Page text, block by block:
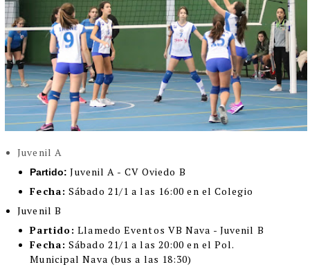
Juvenil A
Partido: Juvenil A - CV Oviedo B
Fecha: Sábado 21/1 a las 16:00 en el Colegio
Juvenil B
Partido: Llamedo Eventos VB Nava - Juvenil B
Fecha: Sábado 21/1 a las 20:00 en el Pol.
Municipal Nava (bus a las 18:30)